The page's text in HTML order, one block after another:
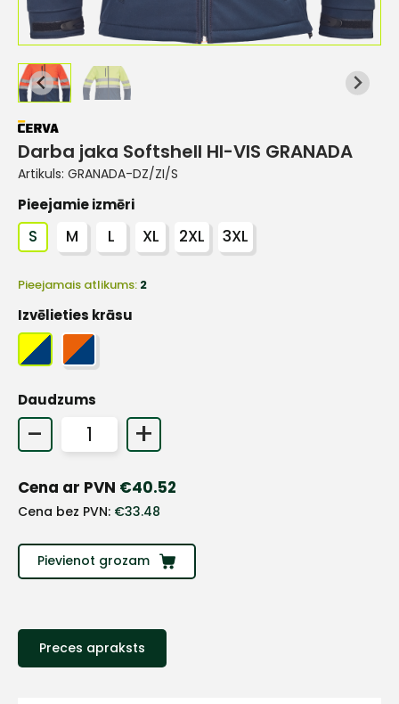
Darba jaka Softshell HI-VIS GRANADA
Artikuls: GRANADA-DZ/ZI/S
Pieejamie izmēri
S M L XL 2XL 3XL
Pieejamais atlikums: 2
Izvēlieties krāsu
Daudzums
- +
Cena ar PVN €40.52
Cena bez PVN: €33.48
Pievienot grozam
Preces apraksts
+